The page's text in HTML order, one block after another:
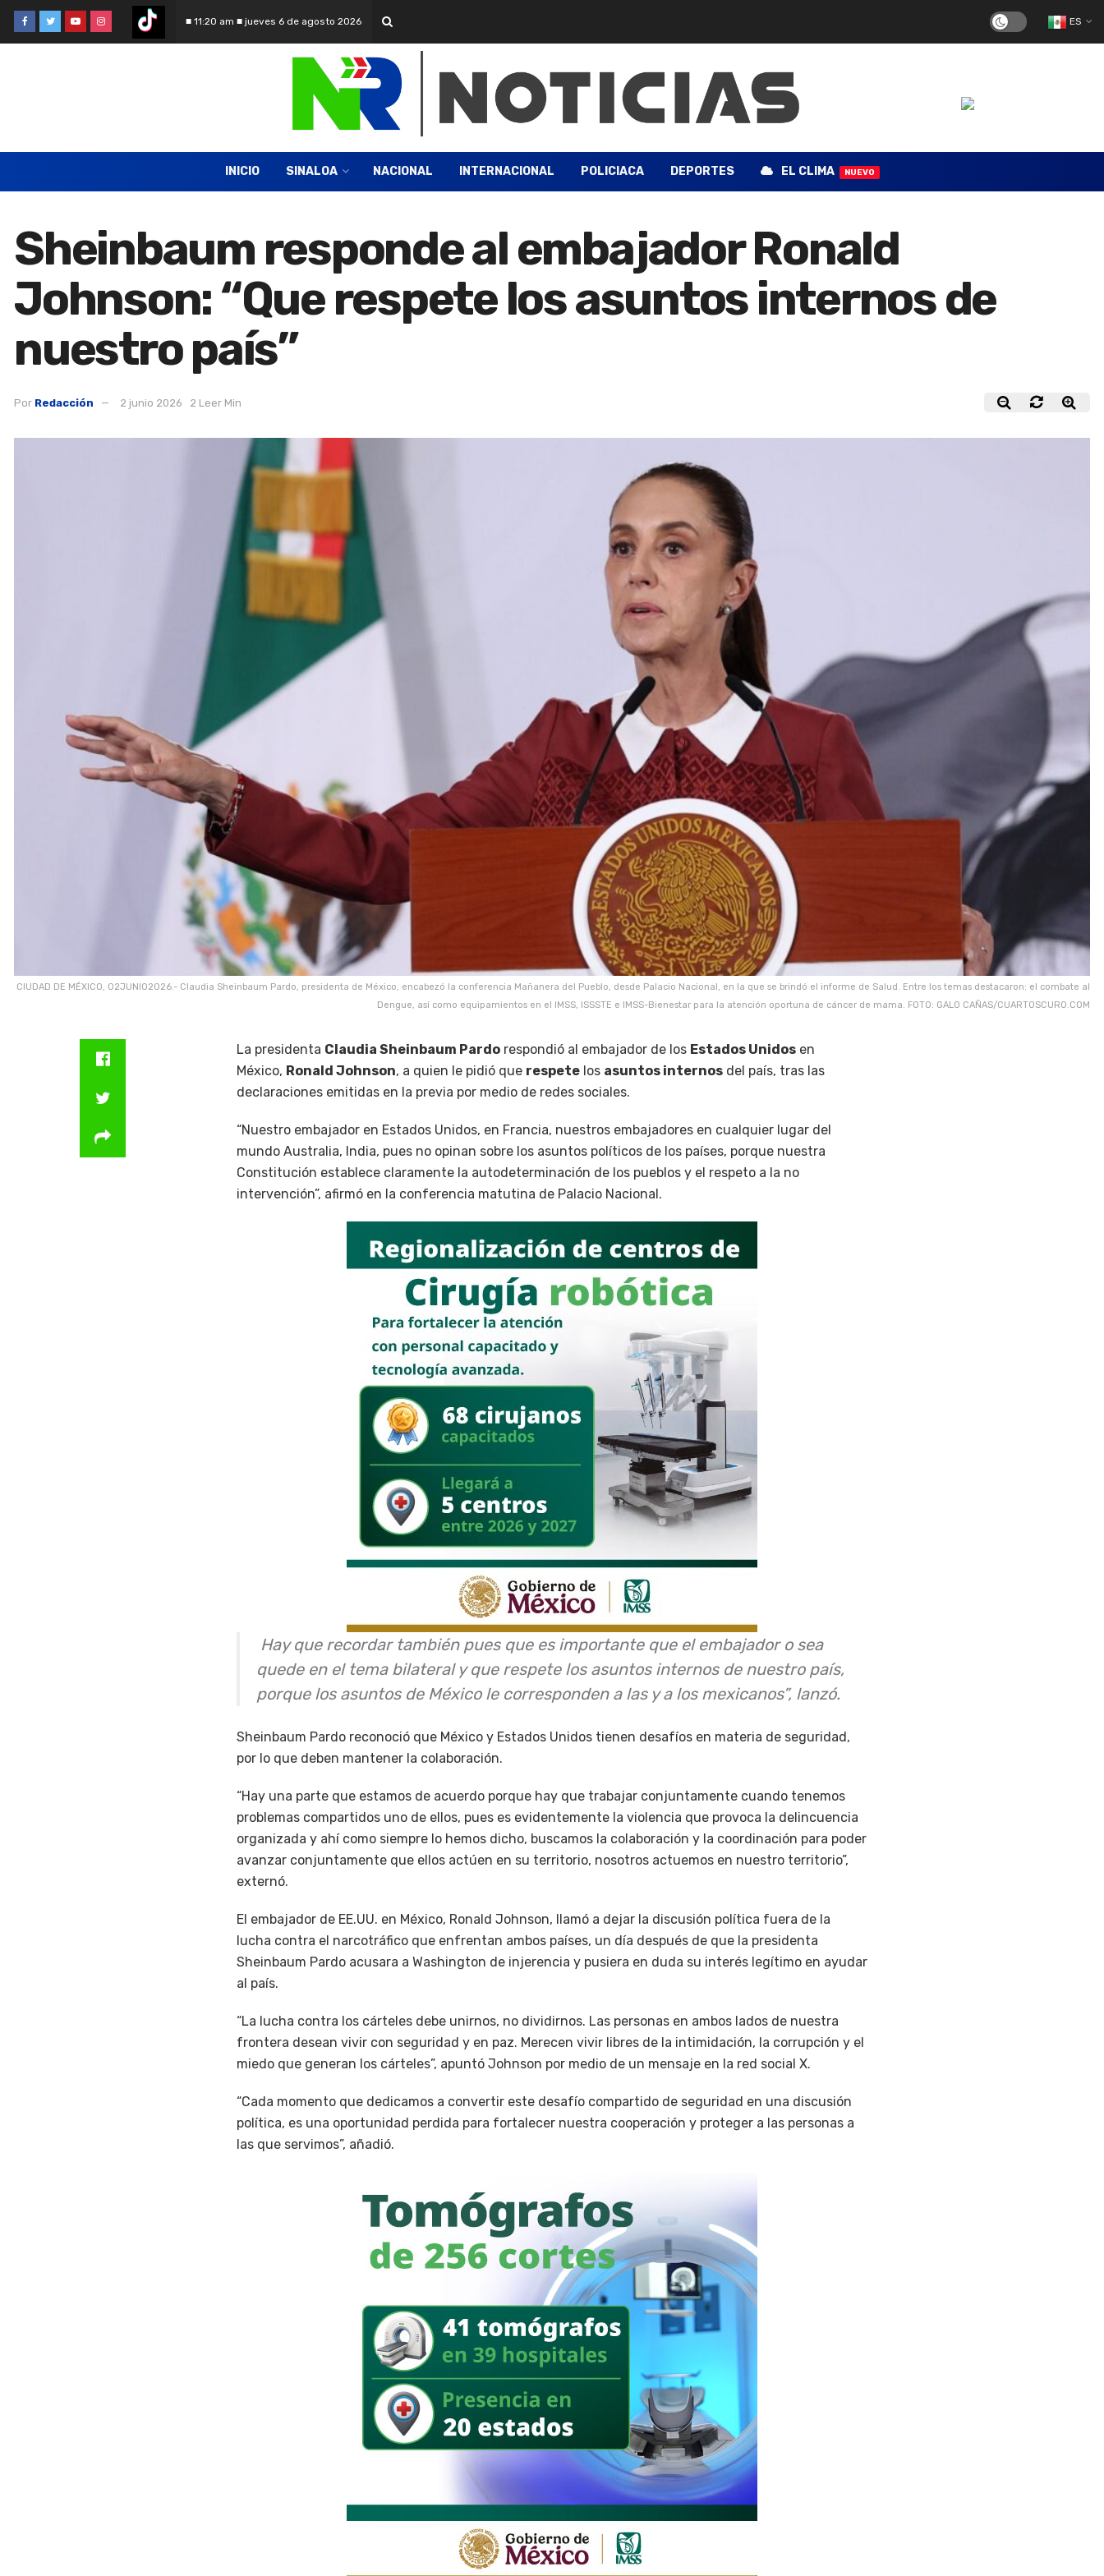
■ 11:20 am ■ jueves 6 de agosto 2026 ES
INICIO SINALOA NACIONAL INTERNACIONAL POLICIACA DEPORTES EL CLIMA NUEVO
Sheinbaum responde al embajador Ronald
Johnson: “Que respete los asuntos internos de
nuestro país”
Por Redacción 2 junio 2026 2 Leer Min
CIUDAD DE MÉXICO, 02JUNIO2026.- Claudia Sheinbaum Pardo, presidenta de México, encabezó la conferencia Mañanera del Pueblo, desde Palacio Nacional, en la que se brindó el informe de Salud. Entre los temas destacaron: el combate al
Dengue, así como equipamientos en el IMSS, ISSSTE e IMSS-Bienestar para la atención oportuna de cáncer de mama. FOTO: GALO CAÑAS/CUARTOSCURO.COM
La presidenta Claudia Sheinbaum Pardo respondió al embajador de los Estados Unidos en
México, Ronald Johnson, a quien le pidió que respete los asuntos internos del país, tras las
declaraciones emitidas en la previa por medio de redes sociales.
“Nuestro embajador en Estados Unidos, en Francia, nuestros embajadores en cualquier lugar del
mundo Australia, India, pues no opinan sobre los asuntos políticos de los países, porque nuestra
Constitución establece claramente la autodeterminación de los pueblos y el respeto a la no
intervención”, afirmó en la conferencia matutina de Palacio Nacional.
Hay que recordar también pues que es importante que el embajador o sea
quede en el tema bilateral y que respete los asuntos internos de nuestro país,
porque los asuntos de México le corresponden a las y a los mexicanos”, lanzó.
Sheinbaum Pardo reconoció que México y Estados Unidos tienen desafíos en materia de seguridad,
por lo que deben mantener la colaboración.
“Hay una parte que estamos de acuerdo porque hay que trabajar conjuntamente cuando tenemos
problemas compartidos uno de ellos, pues es evidentemente la violencia que provoca la delincuencia
organizada y ahí como siempre lo hemos dicho, buscamos la colaboración y la coordinación para poder
avanzar conjuntamente que ellos actúen en su territorio, nosotros actuemos en nuestro territorio”,
externó.
El embajador de EE.UU. en México, Ronald Johnson, llamó a dejar la discusión política fuera de la
lucha contra el narcotráfico que enfrentan ambos países, un día después de que la presidenta
Sheinbaum Pardo acusara a Washington de injerencia y pusiera en duda su interés legítimo en ayudar
al país.
“La lucha contra los cárteles debe unirnos, no dividirnos. Las personas en ambos lados de nuestra
frontera desean vivir con seguridad y en paz. Merecen vivir libres de la intimidación, la corrupción y el
miedo que generan los cárteles”, apuntó Johnson por medio de un mensaje en la red social X.
“Cada momento que dedicamos a convertir este desafío compartido de seguridad en una discusión
política, es una oportunidad perdida para fortalecer nuestra cooperación y proteger a las personas a
las que servimos”, añadió.